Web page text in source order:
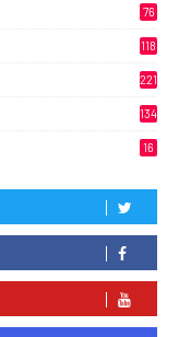
76
118
221
134
16